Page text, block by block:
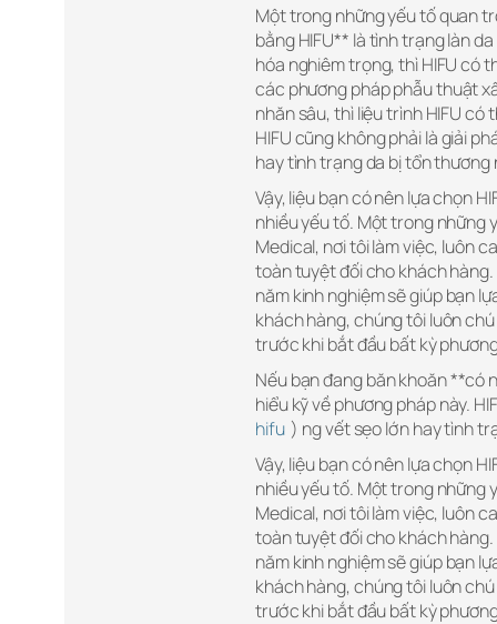
Một trong những yếu tố quan
bằng HIFU** là tình trạng làn
hóa nghiêm trọng, thì HIFU có
các phương pháp phẫu thuật
nhăn sâu, thì liệu trình HIFU có
HIFU cũng không phải là giải
hay tình trạng da bị tổn thương
Vậy, liệu bạn có nên lựa chọn
nhiều yếu tố. Một trong những
Medical, nơi tôi làm việc, luôn
toàn tuyệt đối cho khách
năm kinh nghiệm sẽ giúp bạn
khách hàng, chúng tôi luôn
trước khi bắt đầu bất kỳ
Nếu bạn đang băn khoăn **có
hiểu kỹ về phương pháp này.
hifu) ng vết sẹo lớn hay tình
Vậy, liệu bạn có nên lựa chọn
nhiều yếu tố. Một trong những
Medical, nơi tôi làm việc, luôn
toàn tuyệt đối cho khách
năm kinh nghiệm sẽ giúp bạn
khách hàng, chúng tôi luôn
trước khi bắt đầu bất kỳ